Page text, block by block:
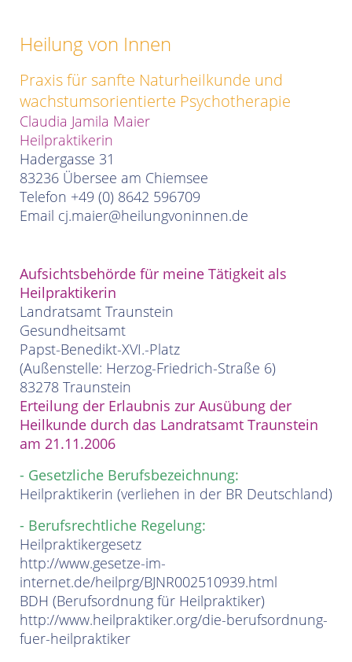
Heilung von Innen
Praxis für sanfte Naturheilkunde und
wachstumsorientierte Psychotherapie
Claudia Jamila Maier
Heilpraktikerin
Hadergasse 31
83236 Übersee am Chiemsee
Telefon +49 (0) 8642 596709
Email cj.maier@heilungvoninnen.de
Aufsichtsbehörde für meine Tätigkeit als
Heilpraktikerin
Landratsamt Traunstein
Gesundheitsamt
Papst-Benedikt-XVI.-Platz
(Außenstelle: Herzog-Friedrich-Straße 6)
83278 Traunstein
Erteilung der Erlaubnis zur Ausübung der
Heilkunde durch das Landratsamt Traunstein
am 21.11.2006
- Gesetzliche Berufsbezeichnung:
Heilpraktikerin (verliehen in der BR Deutschland)
- Berufsrechtliche Regelung:
Heilpraktikergesetz
http://www.gesetze-im-
internet.de/heilprg/BJNR002510939.html
BDH (Berufsordnung für Heilpraktiker)
http://www.heilpraktiker.org/die-berufsordnung-
fuer-heilpraktiker